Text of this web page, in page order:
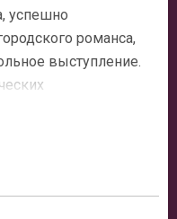
успешно
романса,
выступление.
пережить боль
задолго до